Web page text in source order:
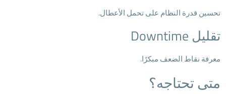
تحسين قدرة النظام على تحمل الأعطال.
تقليل Downtime
معرفة نقاط الضعف مبكرًا.
متى تحتاجه؟